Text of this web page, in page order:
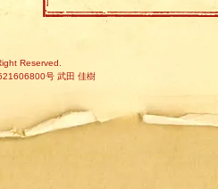
Reserved.
号 武田 佳樹